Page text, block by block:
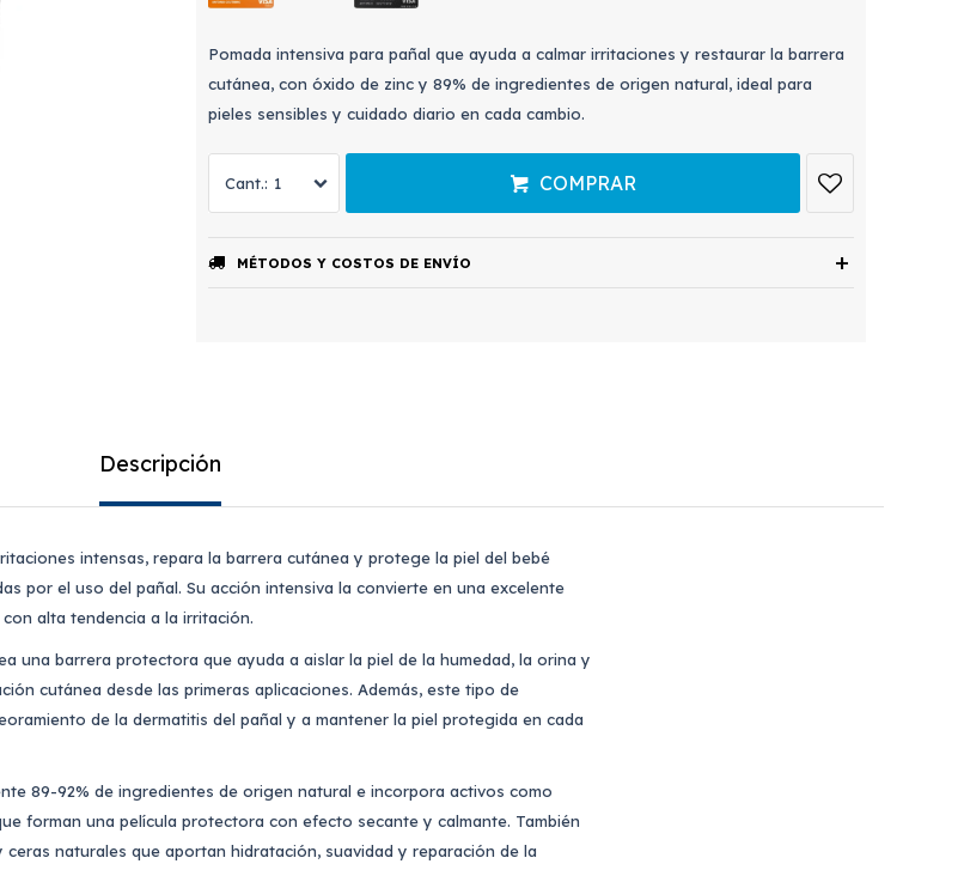
Pomada intensiva para pañal que ayuda a calmar irritaciones y restaurar la barrera
cutánea, con óxido de zinc y 89% de ingredientes de origen natural, ideal para
pieles sensibles y cuidado diario en cada cambio.
1 COMPRAR
MÉTODOS Y COSTOS DE ENVÍO
Descripción
intensas, repara la barrera cutánea y protege la piel del bebé
por el uso del pañal. Su acción intensiva la convierte en una excelente
alta tendencia a la irritación.
una barrera protectora que ayuda a aislar la piel de la humedad, la orina y
cutánea desde las primeras aplicaciones. Además, este tipo de
de la dermatitis del pañal y a mantener la piel protegida en cada
89-92% de ingredientes de origen natural e incorpora activos como
forman una película protectora con efecto secante y calmante. También
naturales que aportan hidratación, suavidad y reparación de la